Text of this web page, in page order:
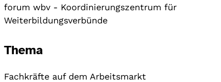
forum wbv - Koordinierungszentrum für
Weiterbildungsverbünde
Thema
Fachkräfte auf dem Arbeitsmarkt